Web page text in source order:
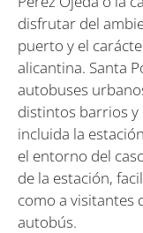
disfrutar del
puerto y el
alicantina. Santa
autobuses
distintos barrios
incluida la
el entorno del
de la estación,
como a visitantes
autobús.